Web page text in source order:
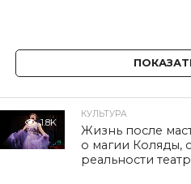
1.8K
КУЛЬТУРА
Жизнь после
о магии Коляды,
реальности